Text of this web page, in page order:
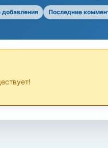
добавления Последние